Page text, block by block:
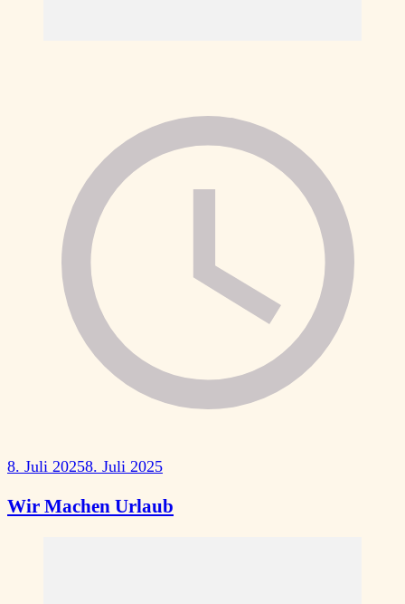
8. Juli 20258. Juli 2025
Wir Machen Urlaub